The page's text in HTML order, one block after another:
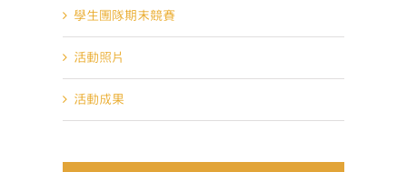
學生團隊期末競賽
活動照片
活動成果